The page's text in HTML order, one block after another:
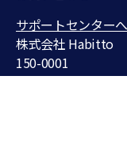
サポートセンター
株式会社 Habitto
150-0001
東京都渋谷区神宮